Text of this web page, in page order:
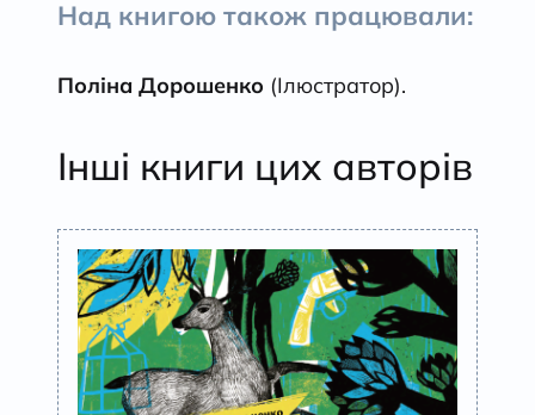
Над книгою також працювали:
Поліна Дорошенко (Ілюстратор).
Інші книги цих авторів